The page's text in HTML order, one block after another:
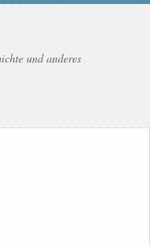
und anderes